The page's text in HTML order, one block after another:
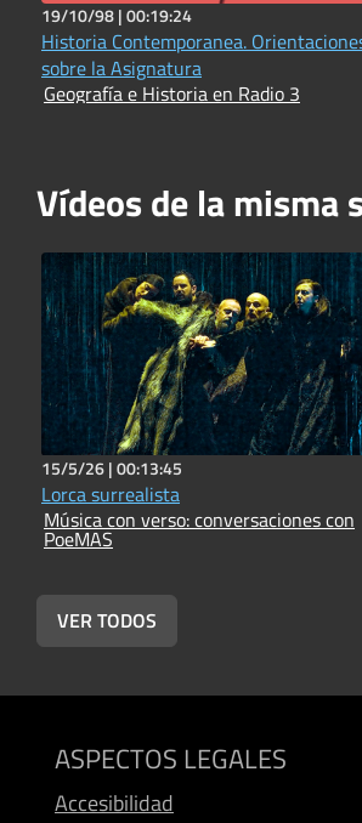
19/10/98 |00:19:24
Historia Contemporanea.
sobre la Asignatura
Geografía e Historia en Radio 3
Vídeos de la misma
15/5/26 |00:13:45
Lorca surrealista
Música con verso: conversaciones con
PoeMAS
VER TODOS
ASPECTOS LEGALES
Accesibilidad